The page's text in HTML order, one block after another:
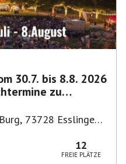
30.7. bis 8.8. 2026
zu
73728 Esslingen
12
FREIE PLÄTZE